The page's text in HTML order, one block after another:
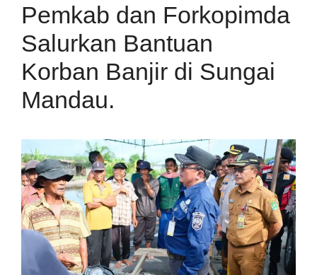
Pemkab dan Forkopimda
Salurkan Bantuan
Korban Banjir di Sungai
Mandau.